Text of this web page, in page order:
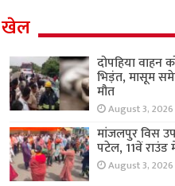
खेल
दोपहिया वाहन
भिड़ंत, मासूम
मौत
August 3, 2026
मांजलपुर विस
पटेल, 11वें राउंड
August 3, 2026